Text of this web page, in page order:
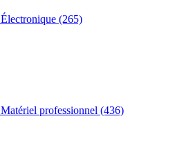
Électronique (265)
Matériel professionnel (436)